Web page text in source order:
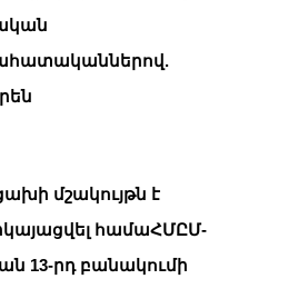
մշակույթն է
համաՀՄԸՄ-
13-րդ բանակումի